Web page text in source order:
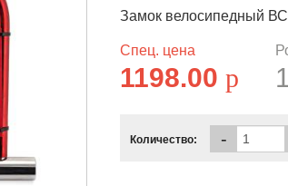
Замок велосипедный
Спец. цена
1198.00p
Количество: -